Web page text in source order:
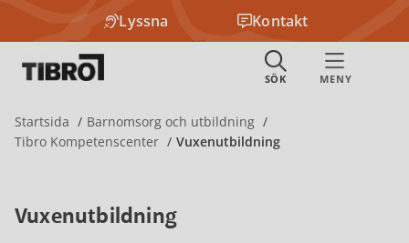
Lyssna Kontakt
Startsida
Barnomsorg och utbildning
Tibro Kompetenscenter
Vuxenutbildning
Vuxenutbildning